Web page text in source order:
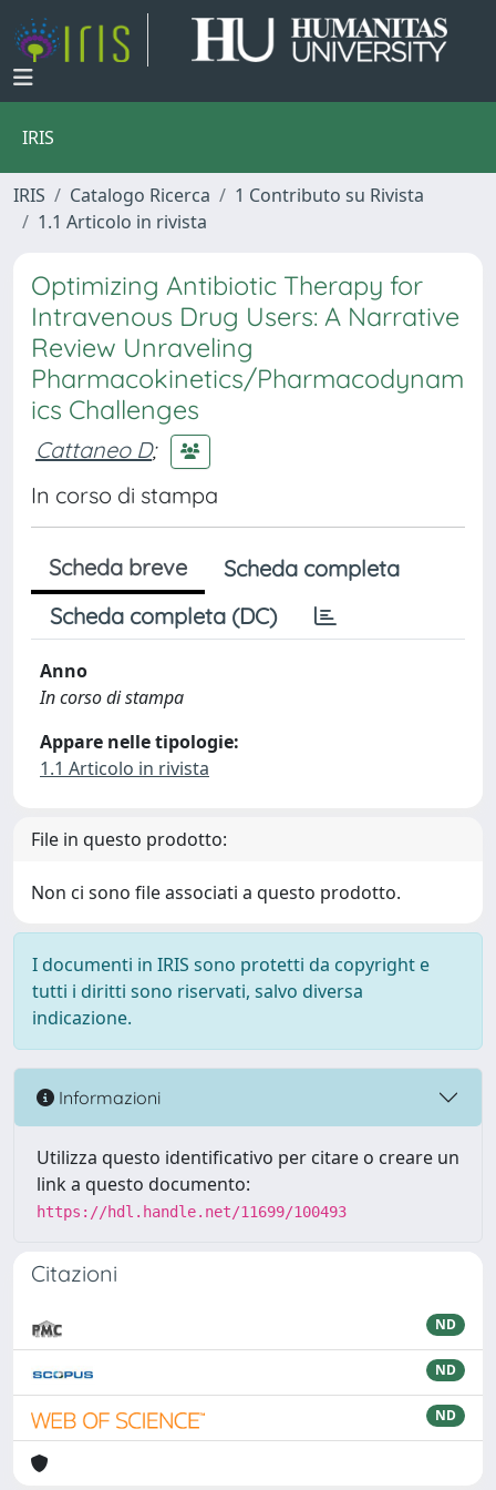
IRIS
IRIS Catalogo Ricerca
1 Contributo su Rivista
1.1 Articolo in rivista
Optimizing Antibiotic Therapy for
Intravenous Drug Users: A Narrative
Review Unraveling
Pharmacokinetics/Pharmacodynam
ics Challenges
Cattaneo D;
In corso di stampa
Scheda breve
Scheda completa
Scheda completa (DC)
Anno
In corso di stampa
Appare nelle tipologie:
1.1 Articolo in rivista
File in questo prodotto:
Non ci sono file associati a questo prodotto.
I documenti in IRIS sono protetti da copyright e
tutti i diritti sono riservati, salvo diversa
indicazione.
Informazioni
Utilizza questo identificativo per citare o creare un
link a questo documento:
https://hdl.handle.net/11699/100493
Citazioni
ND
ND
ND